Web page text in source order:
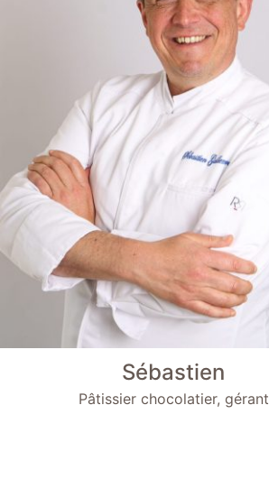
Sébastien
Pâtissier chocolatier, gérant